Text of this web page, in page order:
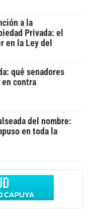
a la
Privada: el
en la Ley del
qué senadores
en contra
del nombre:
en toda la